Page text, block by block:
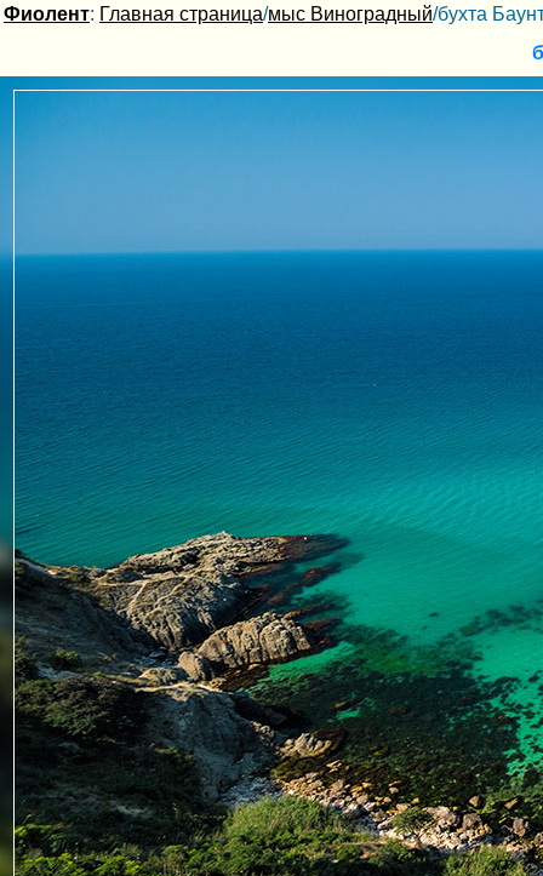
Фиолент: Главная страница/мыс Виноградный/бухта